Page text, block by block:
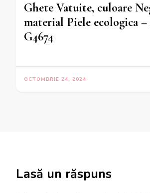
Ghete Vatuite, culoare
material Piele ecologica –
G4674
OCTOMBRIE 24, 2024
Lasă un răspuns